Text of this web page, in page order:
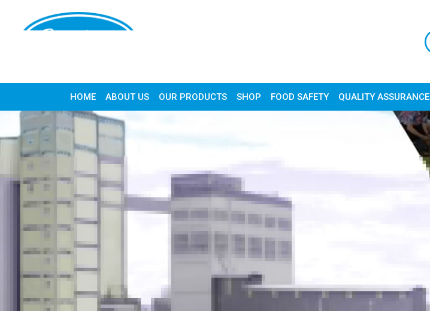
HOME ABOUT US OUR PRODUCTS SHOP FOOD SAFETY QUALITY ASSURANCE